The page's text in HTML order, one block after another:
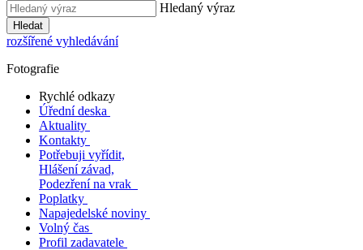
Hledaný výraz
Hledat
rozšířené vyhledávání
Fotografie
Rychlé odkazy
Úřední deska
Aktuality
Kontakty
Potřebuji vyřídit,
Hlášení závad,
Podezření na vrak
Poplatky
Napajedelské noviny
Volný čas
Profil zadavatele